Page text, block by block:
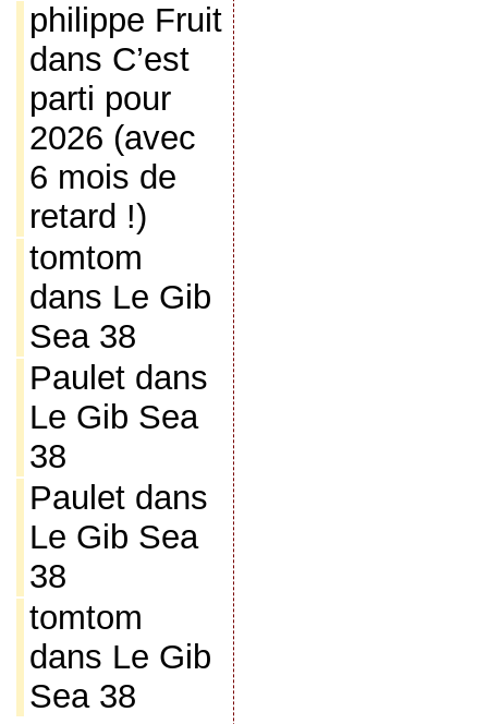
philippe Fruit
dans C’est
parti pour
2026 (avec
6 mois de
retard !)
tomtom
dans Le Gib
Sea 38
Pauletdans
Le Gib Sea
38
Pauletdans
Le Gib Sea
38
tomtom
dans Le Gib
Sea 38